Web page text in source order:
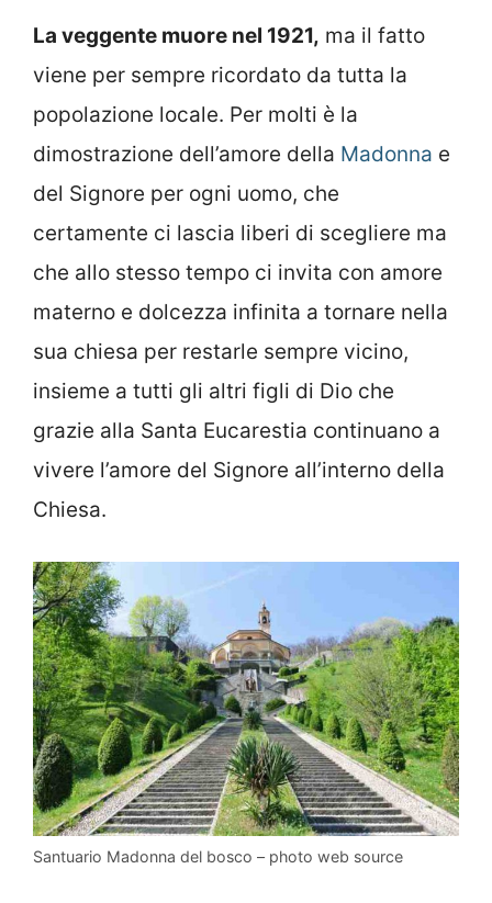
La veggente muore nel 1921, ma il fatto
viene per sempre ricordato da tutta la
popolazione locale. Per molti è la
dimostrazione dell’amore della Madonna e
del Signore per ogni uomo, che
certamente ci lascia liberi di scegliere ma
che allo stesso tempo ci invita con amore
materno e dolcezza infinita a tornare nella
sua chiesa per restarle sempre vicino,
insieme a tutti gli altri figli di Dio che
grazie alla Santa Eucarestia continuano a
vivere l’amore del Signore all’interno della
Chiesa.
Santuario Madonna del bosco – photo web source